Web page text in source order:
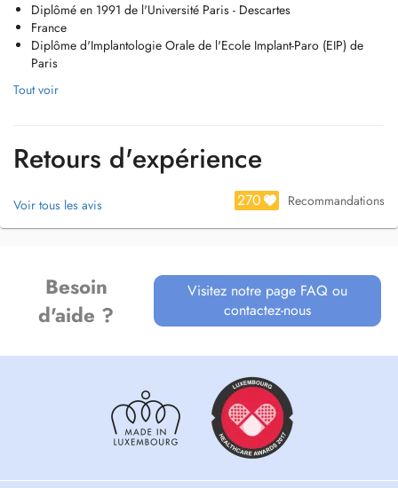
Responsable Scientifique - Etude Clinique en Parodontologie -
Diplômé en 1991 de l'Université Paris - Descartes
France
Diplôme d'Implantologie Orale de l'Ecole Implant-Paro (EIP) de
Paris
Tout voir
Retours d'expérience
Voir tous les avis 270 Recommandations
Besoin
d'aide ?
Visitez notre page FAQ ou
contactez-nous